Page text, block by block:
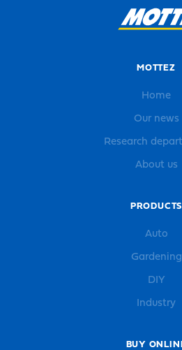
MOTTEZ
Home
Our news
Research
About us
PRODUCTS
Auto
Gardening
DIY
Industry
BUY